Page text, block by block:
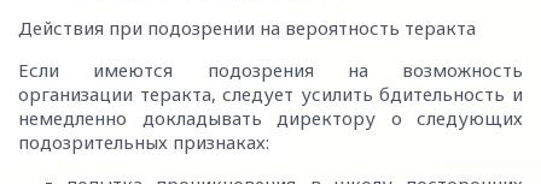
Действия при подозрении на вероятность теракта
Если имеются подозрения на возможность
организации теракта, следует усилить бдительность и
немедленно докладывать директору о следующих
подозрительных признаках: